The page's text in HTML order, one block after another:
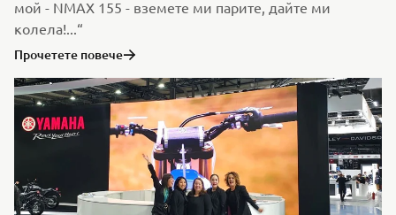
мой - NMAX 155 - вземете ми парите, дайте ми
колела!...“
Прочетете повече